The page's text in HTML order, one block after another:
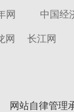
网 中国经
网 长江网
网站自律管理